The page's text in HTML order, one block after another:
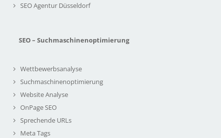
SEO Agentur Düsseldorf
SEO – Suchmaschinenoptimierung
Wettbewerbsanalyse
Suchmaschinenoptimierung
Website Analyse
OnPage SEO
Sprechende URLs
Meta Tags